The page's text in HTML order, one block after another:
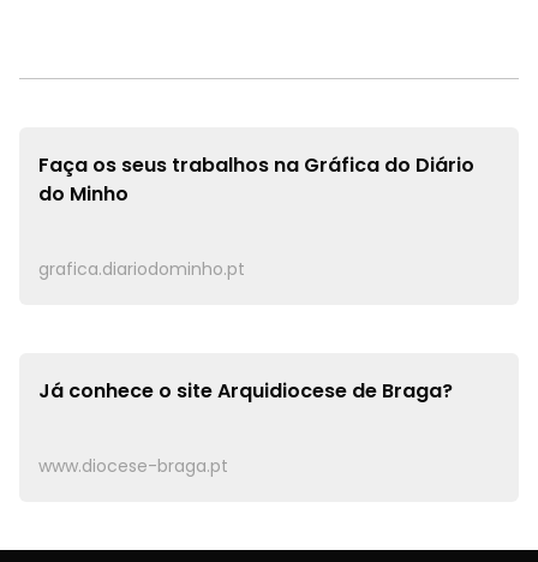
Faça os seus trabalhos na Gráfica do Diário
do Minho
grafica.diariodominho.pt
Já conhece o siteArquidiocese de Braga?
www.diocese-braga.pt